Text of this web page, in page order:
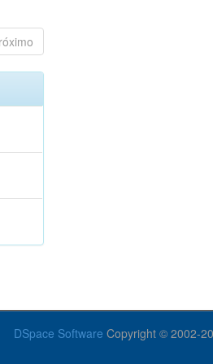
DSpace Software Copyright © 2002-